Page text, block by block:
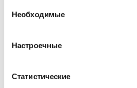
согласия
Необходимые
Настроечные
Статистические